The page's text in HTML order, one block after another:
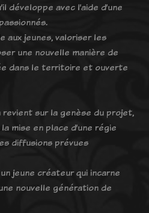
développe avec l’aide d’une
aux jeunes, valoriser les
une nouvelle manière de
dans le territoire et ouverte
sur la genèse du projet,
mise en place d’une régie
diffusions prévues
jeune créateur qui incarne
nouvelle génération de